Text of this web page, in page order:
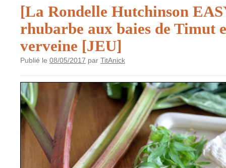
[La Rondelle Hutchinson
rhubarbe aux baies de Timut
verveine [JEU]
Publié le 08/05/2017 par TitAnick